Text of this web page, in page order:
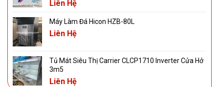
Liên Hệ
Máy Làm Đá Hicon HZB-80L
Liên Hệ
Tủ Mát Siêu Thị Carrier CLCP1710 Inverter Cửa Hở
3m5
Liên Hệ